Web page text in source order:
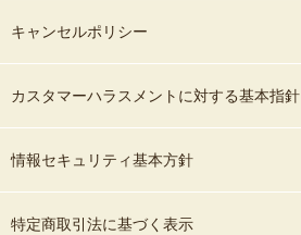
キャンセルポリシー
カスタマーハラスメントに対する基本指針
情報セキュリティ基本方針
特定商取引法に基づく表示